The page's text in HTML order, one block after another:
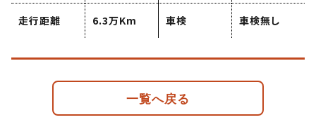
走行距離 6.3万Km 車検 車検無し
一覧へ戻る